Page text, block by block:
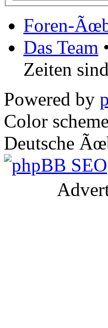
Foren-
Das Team
Zeiten
Powered by
Color
Deutsche